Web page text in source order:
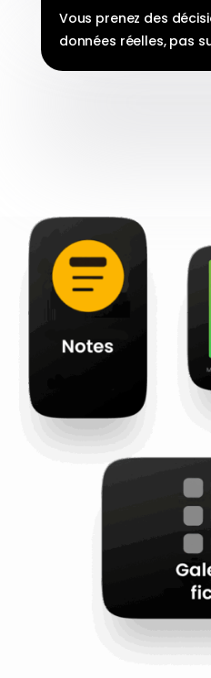
Vous prenez des
données réelles, pas